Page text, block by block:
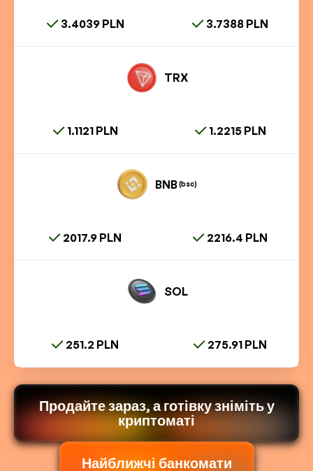
3.4039 PLN 3.7388 PLN
TRX
1.1121 PLN 1.2215 PLN
BNB(bsc)
2017.9 PLN 2216.4 PLN
SOL
251.2 PLN 275.91 PLN
Продайте зараз, а готівку зніміть у
криптоматі
Найближчі банкомати